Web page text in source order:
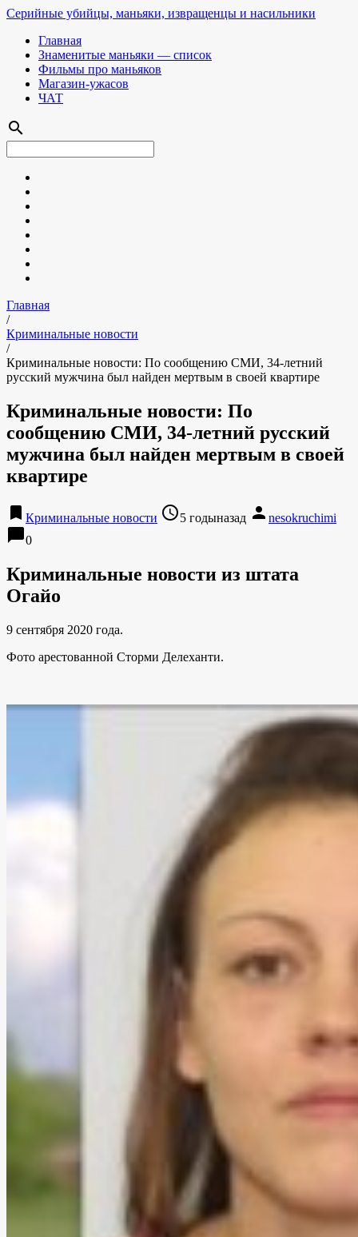
Серийные убийцы, маньяки, извращенцы и насильники
Главная
Знаменитые маньяки — список
Фильмы про маньяков
Магазин-ужасов
ЧАТ
search
Главная
/
Криминальные новости
/
Криминальные новости: По сообщению СМИ, 34-летний
русский мужчина был найден мертвым в своей квартире
Криминальные новости: По
сообщению СМИ, 34-летний русский
мужчина был найден мертвым в своей
квартире
bookmark Криминальные новости access_time5 годыназад person nesokruchimi
chat_bubble0
Криминальные новости из штата
Огайо
9 сентября 2020 года.
Фото арестованной Сторми Делеханти.